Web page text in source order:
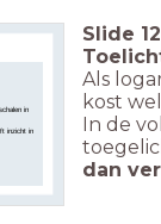
in
inzicht in
Slide 12
Als
kost
In de
dan